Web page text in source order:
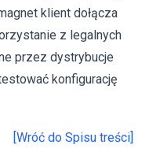
klient dołącza
z legalnych
przez dystrybucje
konfigurację
[Wróć do Spisu treści]